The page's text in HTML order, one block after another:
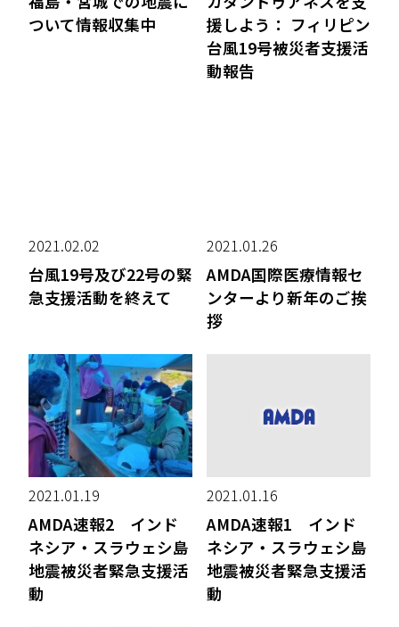
ついて情報収集中
援しよう： フィリピン
台風19号被災者支援活
動報告
2021.02.02
台風19号及び22号の緊
急支援活動を終えて
2021.01.26
AMDA国際医療情報セ
ンターより新年のご挨
拶
2021.01.19
AMDA速報2 インド
ネシア・スラウェシ島
地震被災者緊急支援活
動
2021.01.16
AMDA速報1 インド
ネシア・スラウェシ島
地震被災者緊急支援活
動